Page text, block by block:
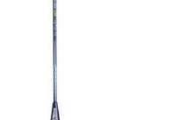
AAN WINKELWAGEN
DETAILS